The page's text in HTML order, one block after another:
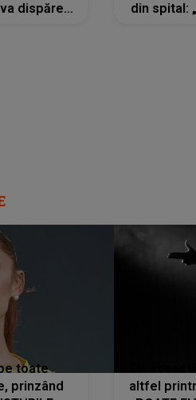
dispărea,
din spital:
toate
prinzând
altfel